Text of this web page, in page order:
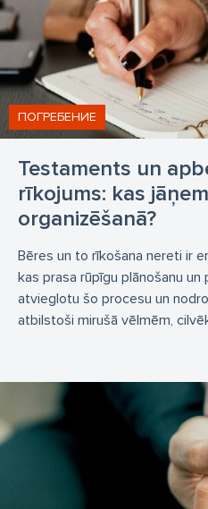
Testaments un
rīkojums: kas
organizēšanā?
ПОГРЕБЕНИЕ
Bēres un to rīkošana nereti ir
kas prasa rūpīgu plānošanu
atvieglotu šo procesu un
atbilstoši mirušā vēlmēm,